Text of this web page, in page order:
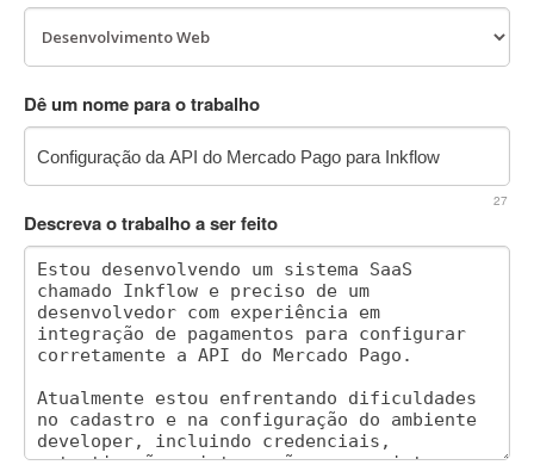
Dê um nome para o trabalho
27
Descreva o trabalho a ser feito